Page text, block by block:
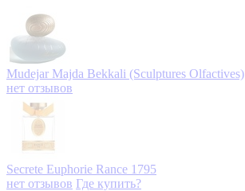
Mudejar Majda Bekkali (Sculptures Olfactives)
нет отзывов
Secrete Euphorie Rance 1795
нет отзывов Где купить?